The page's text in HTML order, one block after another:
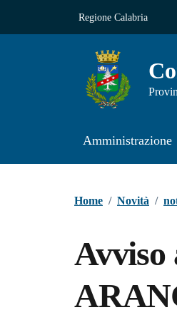
Regione Calabria
Amministrazione
Home / Novità /
Avviso